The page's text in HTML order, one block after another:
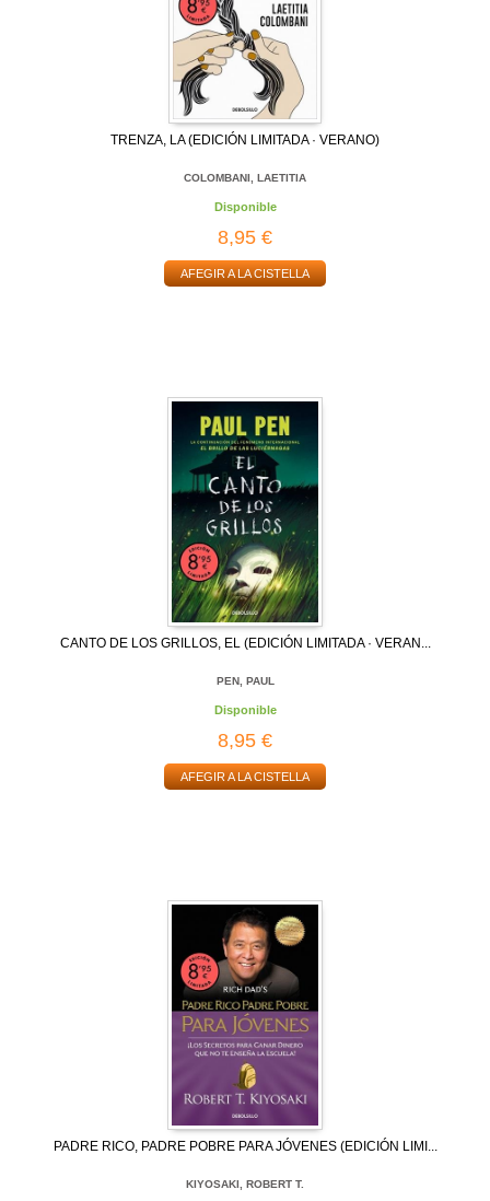
TRENZA, LA (EDICIÓN LIMITADA · VERANO)
COLOMBANI, LAETITIA
Disponible
8,95 €
AFEGIR A LA CISTELLA
CANTO DE LOS GRILLOS, EL (EDICIÓN LIMITADA · VERAN...
PEN, PAUL
Disponible
8,95 €
AFEGIR A LA CISTELLA
PADRE RICO, PADRE POBRE PARA JÓVENES (EDICIÓN LIMI...
KIYOSAKI, ROBERT T.